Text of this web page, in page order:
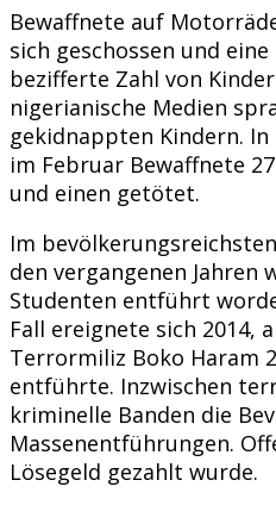
Bewaffnete auf
sich geschossen und
bezifferte Zahl von
nigerianische Medien
gekidnappten Kindern.
im Februar Bewaffnete
und einen getötet.
Im
den vergangenen Jahren
Studenten entführt
Fall ereignete sich 2014,
Terrormiliz Boko Haram
entführte. Inzwischen
kriminelle Banden die
Massenentführungen.
Lösegeld gezahlt wurde.